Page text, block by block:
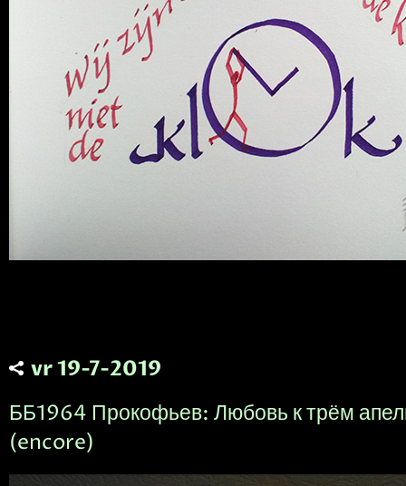
vr 19-7-2019
ББ1964 Прокофьев: Любовь к трём
(encore)